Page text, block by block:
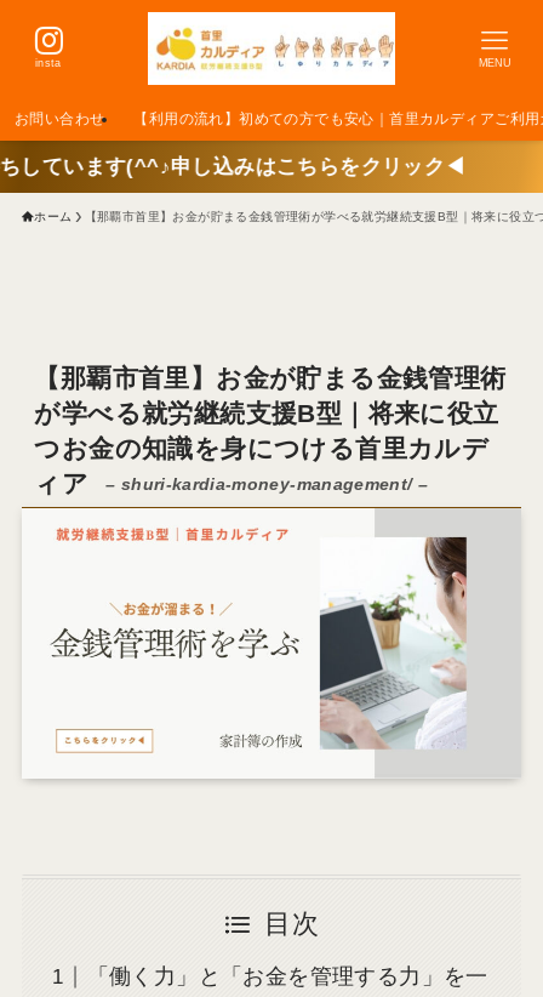
insta MENU
お問い合わせ 【利用の流れ】初めての方でも安心｜首里カルディアご利
(^^♪申し込みはこちらをクリック◀
ホーム 【那覇市首里】お金が貯まる金銭管理術が学べる就労継続支援B型｜将来に役
【那覇市首里】お金が貯まる金銭管理術
が学べる就労継続支援B型｜将来に役立
つお金の知識を身につける首里カルデ
ィア
– shuri-kardia-money-management/ –
目次
「働く力」と「お金を管理する力」を一